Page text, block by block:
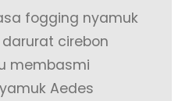
fogging nyamuk
cirebon
membasmi
Aedes